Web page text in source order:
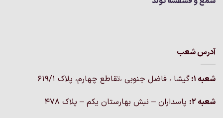
آدرس شعب
شعبه 1:
گيشا ، فاضل جنوبی ،تقاطع چهارم، پلاک 619/1
شعبه 2:
پاسداران – نبش بهارستان یکم – پلاک ۴۷۸